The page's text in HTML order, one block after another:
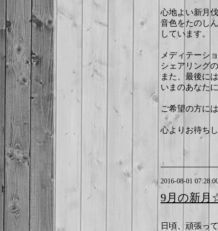
心地よい新月
音色をたのし
しています。
メディテーシ
シェアリング
また、最後に
いまのあなた
ご希望の方に
心よりお待ち
2016-08-01
9月の新月
日頃、頑張っ